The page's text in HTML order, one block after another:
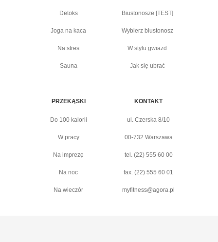
Detoks
Joga na kaca
Na stres
Sauna
Biustonosze [TEST]
Wybierz biustonosz
W stylu gwiazd
Jak się ubrać
PRZEKĄSKI
Do 100 kalorii
W pracy
Na imprezę
Na noc
Na wieczór
KONTAKT
ul. Czerska 8/10
00-732 Warszawa
tel. (22) 555 60 00
fax. (22) 555 60 01
myfitness@agora.pl